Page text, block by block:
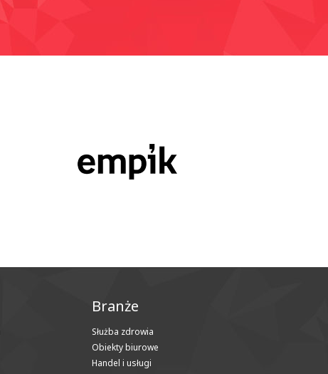
Branże
Służba zdrowia
Obiekty biurowe
Handel i usługi